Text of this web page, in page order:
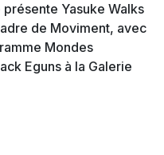
Yasuke Walks
de Moviment, avec
Mondes
Eguns à la Galerie